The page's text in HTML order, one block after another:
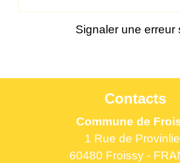
Signaler une erreur
Contacts
Commune de
1 Rue de
60480 Froissy -